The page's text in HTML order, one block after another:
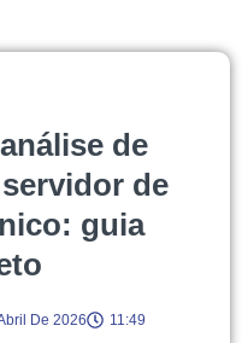
de
de
guia
De 2026 11:49